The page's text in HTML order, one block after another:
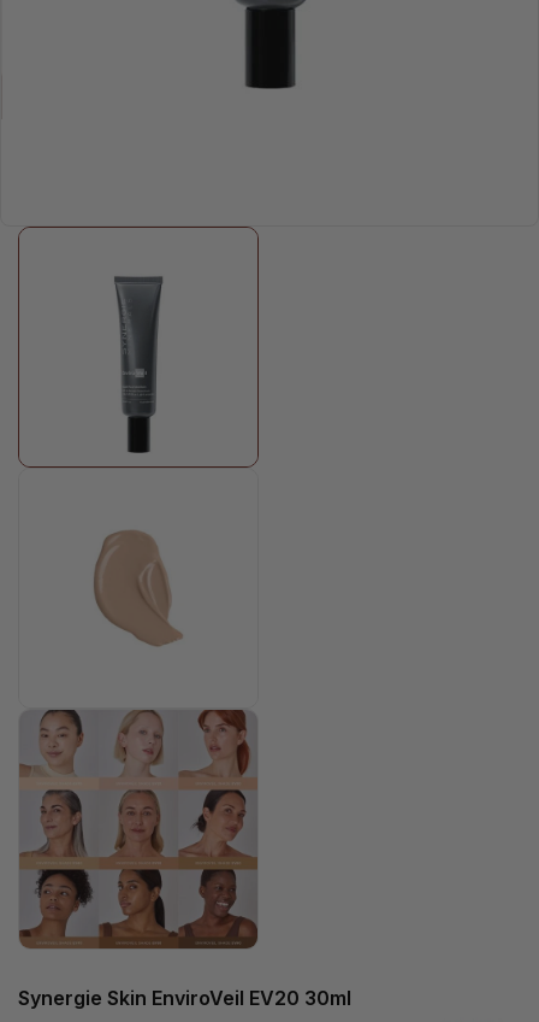
Synergie Skin EnviroVeil EV20 30ml